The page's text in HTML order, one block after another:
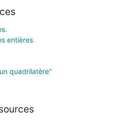
entières
quadrilatère"